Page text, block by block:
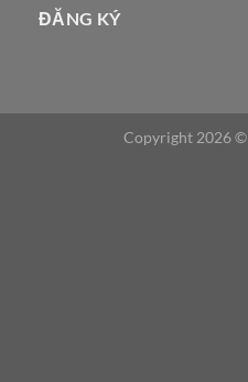
ĐĂNG KÝ
Copyright 2026 ©